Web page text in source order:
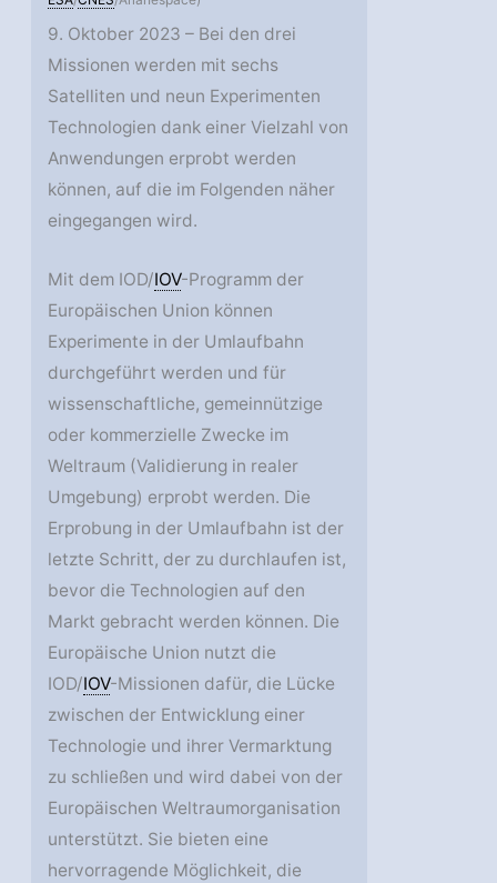
9. Oktober 2023 – Bei den drei
Missionen werden mit sechs
Satelliten und neun Experimenten
Technologien dank einer Vielzahl von
Anwendungen erprobt werden
können, auf die im Folgenden näher
eingegangen wird.
Mit dem IOD/IOV-Programm der
Europäischen Union können
Experimente in der Umlaufbahn
durchgeführt werden und für
wissenschaftliche, gemeinnützige
oder kommerzielle Zwecke im
Weltraum (Validierung in realer
Umgebung) erprobt werden. Die
Erprobung in der Umlaufbahn ist der
letzte Schritt, der zu durchlaufen ist,
bevor die Technologien auf den
Markt gebracht werden können. Die
Europäische Union nutzt die
IOD/IOV-Missionen dafür, die Lücke
zwischen der Entwicklung einer
Technologie und ihrer Vermarktung
zu schließen und wird dabei von der
Europäischen Weltraumorganisation
unterstützt. Sie bieten eine
hervorragende Möglichkeit, die